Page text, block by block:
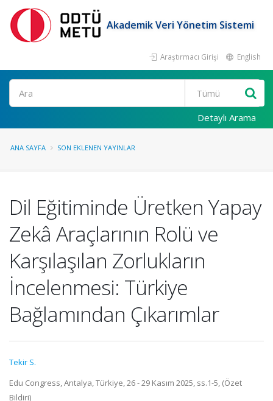
Akademik Veri Yönetim Sistemi
Araştırmacı Girişi English
Ara
Detaylı Arama
ANA SAYFA SON EKLENEN YAYINLAR
Dil Eğitiminde Üretken Yapay
Zekâ Araçlarının Rolü ve
Karşılaşılan Zorlukların
İncelenmesi: Türkiye
Bağlamından Çıkarımlar
Tekir S.
Edu Congress, Antalya, Türkiye, 26 - 29 Kasım 2025, ss.1-5, (Özet
Bildiri)